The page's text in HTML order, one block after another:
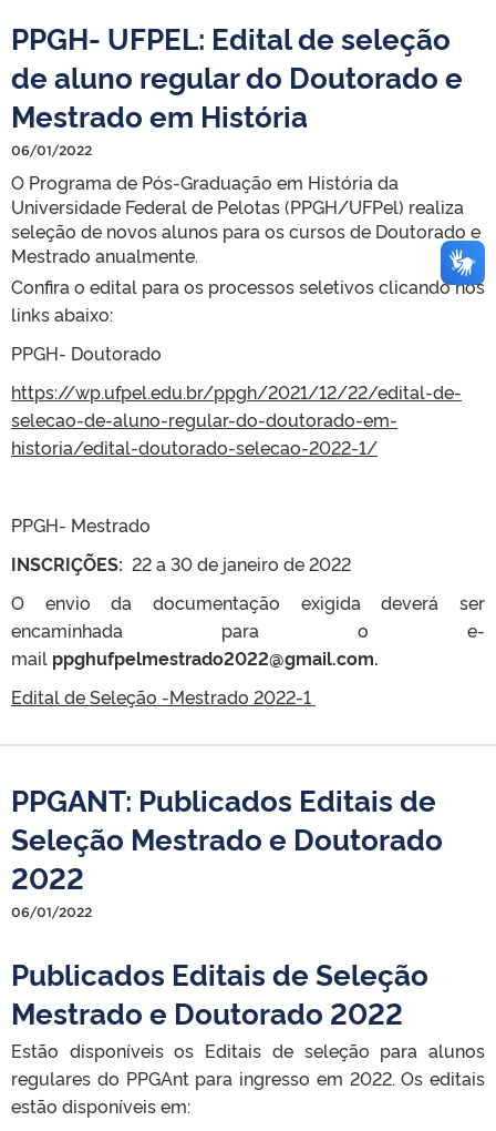
PPGH- UFPEL: Edital de seleção
de aluno regular do Doutorado e
Mestrado em História
06/01/2022
O Programa de Pós-Graduação em História da
Universidade Federal de Pelotas (PPGH/UFPel) realiza
seleção de novos alunos para os cursos de Doutorado e
Mestrado anualmente.
Confira o edital para os processos seletivos clicando nos
links abaixo:
PPGH- Doutorado
https://wp.ufpel.edu.br/ppgh/2021/12/22/edital-de-
selecao-de-aluno-regular-do-doutorado-em-
historia/edital-doutorado-selecao-2022-1/
PPGH- Mestrado
INSCRIÇÕES: 22 a 30 de janeiro de 2022
O envio da documentação exigida deverá ser
encaminhada para o e-
mail ppghufpelmestrado2022@gmail.com.
Edital de Seleção -Mestrado 2022-1
PPGANT: Publicados Editais de
Seleção Mestrado e Doutorado
2022
06/01/2022
Publicados Editais de Seleção
Mestrado e Doutorado 2022
Estão disponíveis os Editais de seleção para alunos
regulares do PPGAnt para ingresso em 2022. Os editais
estão disponíveis em: